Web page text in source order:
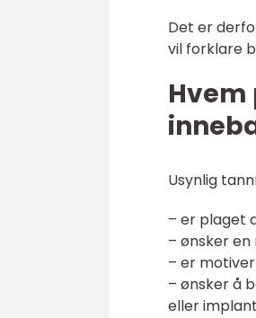
Det er
vil forklare
Usynlig
– er plaget
– ønsker
– er
– ønsker å
eller